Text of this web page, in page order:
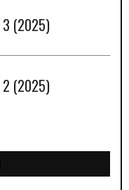
(2025)
(2025)